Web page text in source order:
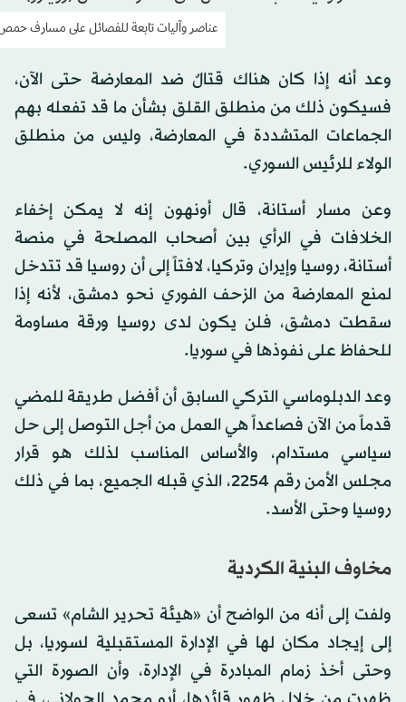
عناصر وآليات تابعة للفصائل على مسارف حمص
وعد أنه إذا كان هناك قتالٌ ضد المعارضة حتى الآن،
فسيكون ذلك من منطلق القلق بشأن ما قد تفعله بهم
الجماعات المتشددة في المعارضة، وليس من منطلق
الولاء للرئيس السوري.
وعن مسار أستانة، قال أونهون إنه لا يمكن إخفاء
الخلافات في الرأي بين أصحاب المصلحة في منصة
أستانة، روسيا وإيران وتركيا، لافتاً إلى أن روسيا قد تتدخل
لمنع المعارضة من الزحف الفوري نحو دمشق، لأنه إذا
سقطت دمشق، فلن يكون لدى روسيا ورقة مساومة
للحفاظ على نفوذها في سوريا.
وعد الدبلوماسي التركي السابق أن أفضل طريقة للمضي
قدماً من الآن فصاعداً هي العمل من أجل التوصل إلى حل
سياسي مستدام، والأساس المناسب لذلك هو قرار
مجلس الأمن رقم 2254، الذي قبله الجميع، بما في ذلك
روسيا وحتى الأسد.
مخاوف البنية الكردية
ولفت إلى أنه من الواضح أن «هيئة تحرير الشام» تسعى
إلى إيجاد مكان لها في الإدارة المستقبلية لسوريا، بل
وحتى أخذ زمام المبادرة في الإدارة، وأن الصورة التي